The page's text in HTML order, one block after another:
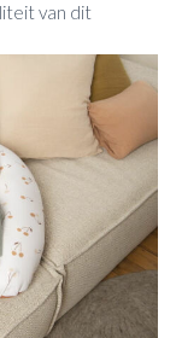
van dit